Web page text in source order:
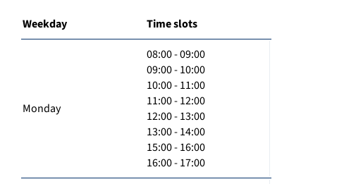
Weekday Time slots
Monday
08:00 - 09:00
09:00 - 10:00
10:00 - 11:00
11:00 - 12:00
12:00 - 13:00
13:00 - 14:00
15:00 - 16:00
16:00 - 17:00